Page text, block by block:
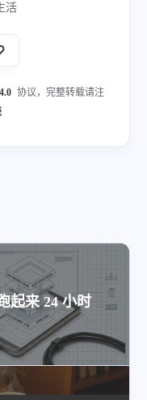
活
协议，完整转载请注
起来 24 小时